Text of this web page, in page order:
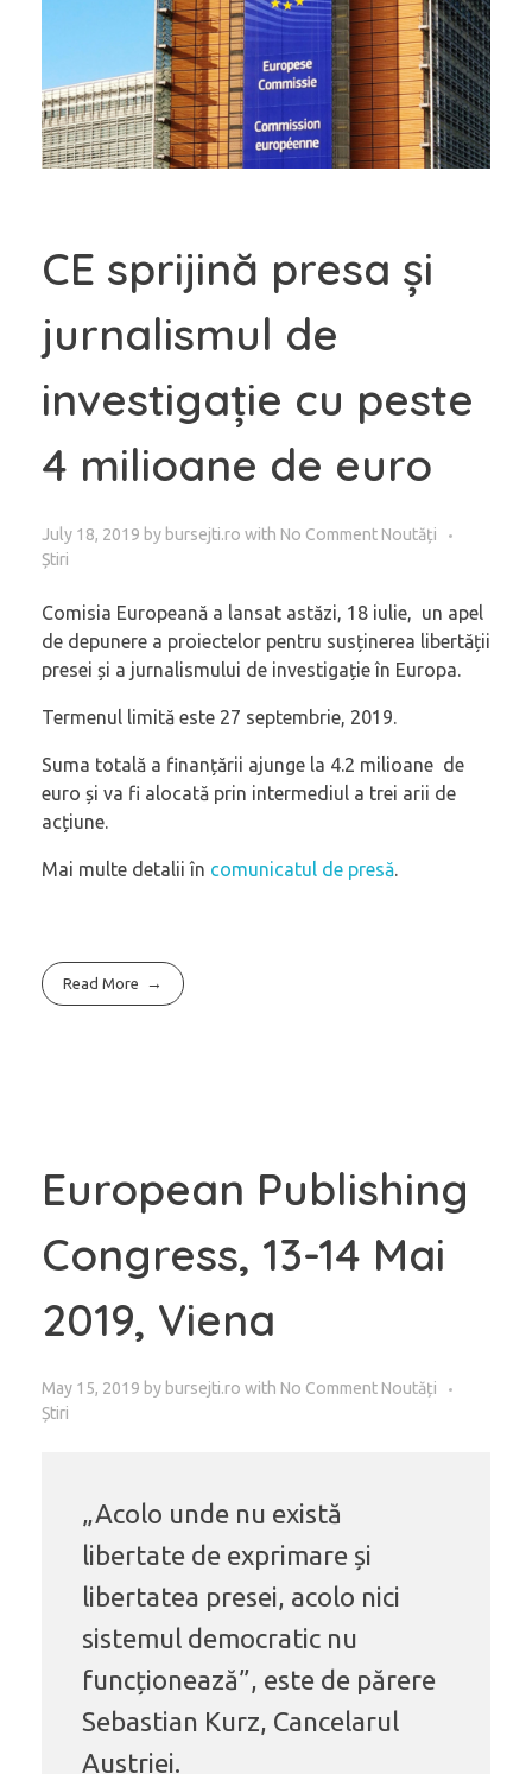
CE sprijină presa și
jurnalismul de
investigație cu peste
4 milioane de euro
July 18, 2019 by bursejti.ro with No Comment Noutăți
Știri
Comisia Europeană a lansat astăzi, 18 iulie, un apel
de depunere a proiectelor pentru susținerea libertății
presei și a jurnalismului de investigație în Europa.
Termenul limită este 27 septembrie, 2019.
Suma totală a finanțării ajunge la 4.2 milioane de
euro și va fi alocată prin intermediul a trei arii de
acțiune.
Mai multe detalii în comunicatul de presă.
Read More
European Publishing
Congress, 13-14 Mai
2019, Viena
May 15, 2019 by bursejti.ro with No Comment Noutăți
Știri
„Acolo unde nu există
libertate de exprimare și
libertatea presei, acolo nici
sistemul democratic nu
funcționează”, este de părere
Sebastian Kurz, Cancelarul
Austriei.